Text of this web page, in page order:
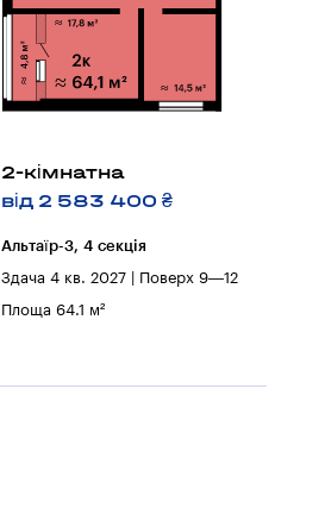
2-кімнатна
від 2 583 400 ₴
Альтаїр-3, 4 секцiя
Здача 4 кв. 2027 | Поверх 9—12
Площа 64.1 м²